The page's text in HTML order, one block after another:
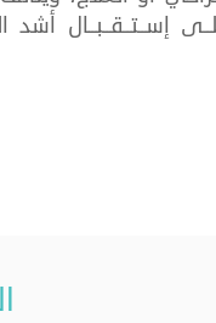
إﺳــﺘــﻘــﺒــﺎل أﺷﺪ